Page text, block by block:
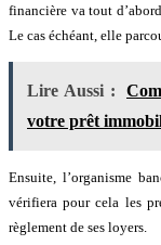
financière va tout
Le cas échéant, elle
Lire Aussi :
votre prêt
Ensuite, l’organisme
vérifiera pour cela les
règlement de ses loyers.